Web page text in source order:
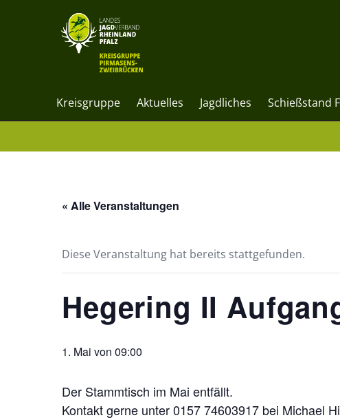
Kreisgruppe Aktuelles Jagdliches Schießstand
« Alle Veranstaltungen
Diese Veranstaltung hat bereits stattgefunden.
Hegering II
1. Mai von 09:00
Der Stammtisch im Mai entfällt.
Kontakt gerne unter 0157 74603917 bei Michael